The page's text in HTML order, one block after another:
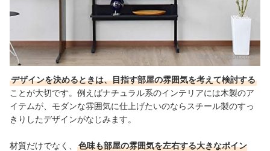
出典：amazon.co.jp
デザインを決めるときは、目指す部屋の雰囲気を考えて検討する
ことが大切です。例えばナチュラル系のインテリアには木製のア
イテムが、モダンな雰囲気に仕上げたいのならスチール製のすっ
きりしたデザインがなじみます。
材質だけでなく、
色味も部屋の雰囲気を左右する大きなポイン